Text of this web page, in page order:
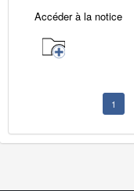
Accéder à la notice
1